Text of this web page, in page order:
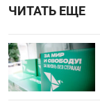
ЧИТАТЬ ЕЩЕ